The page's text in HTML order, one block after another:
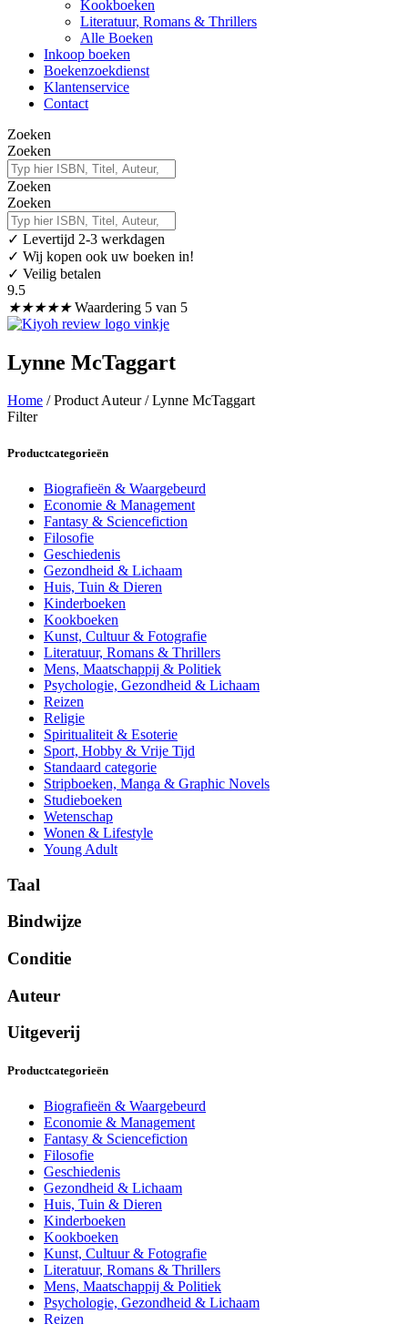
Kookboeken
Literatuur, Romans & Thrillers
Alle Boeken
Inkoop boeken
Boekenzoekdienst
Klantenservice
Contact
Zoeken
Zoeken
Zoeken
Zoeken
✓ Levertijd 2-3 werkdagen
✓ Wij kopen ook uw boeken in!
✓ Veilig betalen
9.5
★★★★★ Waardering 5 van 5
Lynne McTaggart
Home / Product Auteur / Lynne McTaggart
Filter
Productcategorieën
Biografieën & Waargebeurd
Economie & Management
Fantasy & Sciencefiction
Filosofie
Geschiedenis
Gezondheid & Lichaam
Huis, Tuin & Dieren
Kinderboeken
Kookboeken
Kunst, Cultuur & Fotografie
Literatuur, Romans & Thrillers
Mens, Maatschappij & Politiek
Psychologie, Gezondheid & Lichaam
Reizen
Religie
Spiritualiteit & Esoterie
Sport, Hobby & Vrije Tijd
Standaard categorie
Stripboeken, Manga & Graphic Novels
Studieboeken
Wetenschap
Wonen & Lifestyle
Young Adult
Taal
Bindwijze
Conditie
Auteur
Uitgeverij
Productcategorieën
Biografieën & Waargebeurd
Economie & Management
Fantasy & Sciencefiction
Filosofie
Geschiedenis
Gezondheid & Lichaam
Huis, Tuin & Dieren
Kinderboeken
Kookboeken
Kunst, Cultuur & Fotografie
Literatuur, Romans & Thrillers
Mens, Maatschappij & Politiek
Psychologie, Gezondheid & Lichaam
Reizen